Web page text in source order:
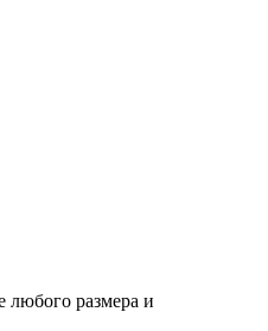
любого размера и